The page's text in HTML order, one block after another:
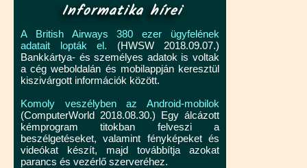
Informatika hírei
A British Airways 380 ezer ügyfelének
adatait lopták el. (HWSW 2018.09.07.)
Bankkártya- és személyes adatok is voltak
a cég weboldalán és mobilappján keresztül
kiszivárgott információk között.
Komoly veszélyben az Android-mobilok
(ComputerWorld 2018.08.30.) Egy álcázott
kémprogram titokban felveszi a
beszélgetéseket, valamint fényképeket és
videókat készít, majd továbbítja azokat
parancs és vezérlő szerveréhez.